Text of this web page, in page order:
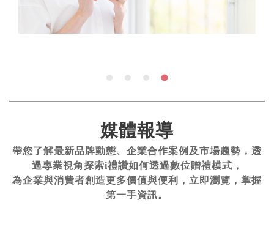
媒體報導
帶您了解最新品牌動態、企業合作案例及市場趨勢，透
過專業視角探索i禮讚如何透過數位贈禮模式，
為企業與消費者創造更多價值與便利，立即瀏覽，掌握
第一手資訊。